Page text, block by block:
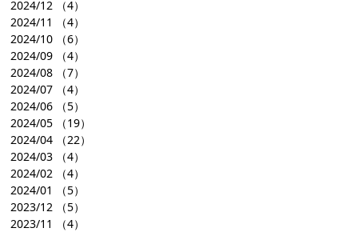
2024/12 （4）
2024/11
（4）
2024/10 （6）
2024/09 （4）
2024/08 （7）
2024/07 （4）
2024/06 （5）
2024/05 （19）
2024/04 （22）
2024/03 （4）
2024/02 （4）
2024/01
（5）
2023/12 （5）
2023/11
（4）